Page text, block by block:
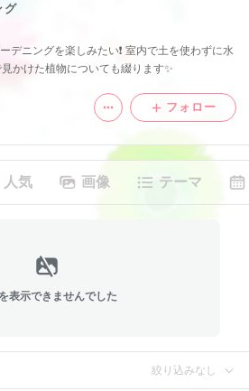
グ️️
デニングを楽しみたい❗️ 室内で土を使わずに水
かけた植物についても綴ります✨️
フォロー
人気 画像 テーマ
表示できませんでした
絞り込みなし